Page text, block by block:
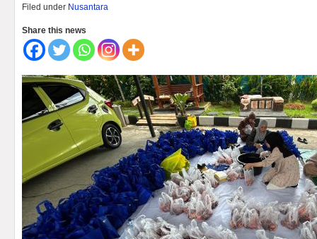
Filed under Nusantara
Share this news